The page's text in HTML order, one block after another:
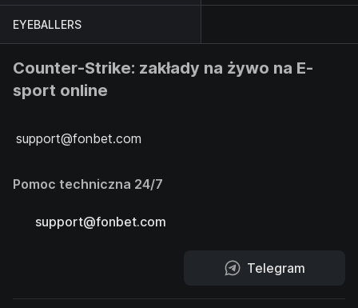
EYEBALLERS
Counter-Strike: zakłady na żywo na E-
sport online
support@fonbet.com
Pomoc techniczna 24/7
support@fonbet.com
Telegram